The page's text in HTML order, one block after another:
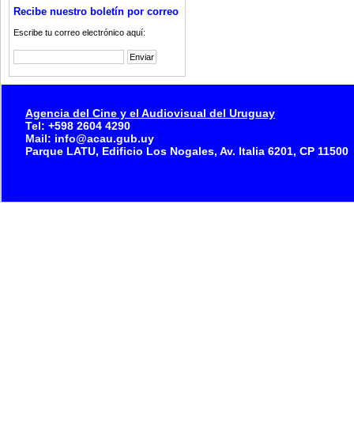
Recibe nuestro boletín por correo
Escribe tu correo electrónico aquí:
Agencia del Cine y el Audiovisual del Uruguay
Tel: +598 2604 4290
Mail: info@acau.gub.uy
Parque LATU, Edificio Los Nogales, Av. Italia 6201, CP 11500